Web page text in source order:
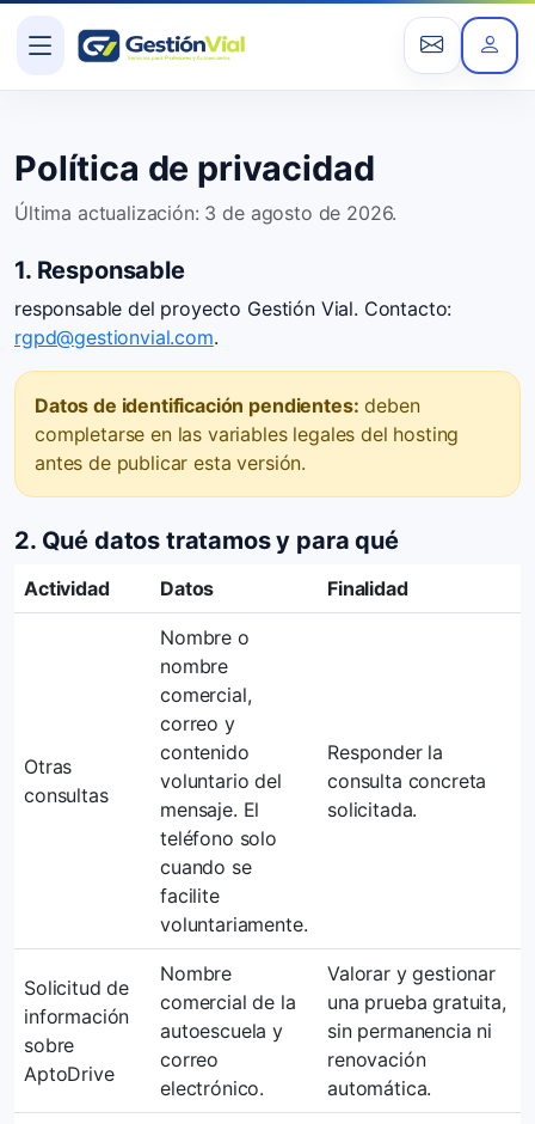
Política de privacidad
Última actualización: 3 de agosto de 2026.
1. Responsable
responsable del proyecto Gestión Vial. Contacto:
rgpd@gestionvial.com.
Datos de identificación pendientes: deben
completarse en las variables legales del hosting
antes de publicar esta versión.
2. Qué datos tratamos y para qué
Actividad Datos Finalidad
Otras
consultas
Nombre o
nombre
comercial,
correo y
contenido
voluntario del
mensaje. El
teléfono solo
cuando se
facilite
voluntariamente.
Responder la
consulta concreta
solicitada.
Solicitud de
información
sobre
AptoDrive
Nombre
comercial de la
autoescuela y
correo
electrónico.
Valorar y gestionar
una prueba gratuita,
sin permanencia ni
renovación
automática.